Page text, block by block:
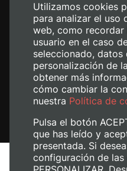
Utilizamos cookies
para analizar el uso
web, como recordar
usuario en el caso
seleccionado, datos
personalización de
obtener más
cómo cambiar la
nuestra Política de
Pulsa el botón
que has leído y
presentada. Si
configuración de las